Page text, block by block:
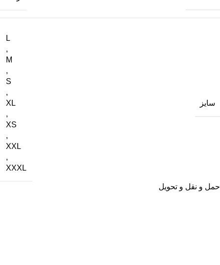
سایز
L
,
M
,
S
,
XL
,
XS
,
XXL
,
XXXL
حمل و نقل و تحویل